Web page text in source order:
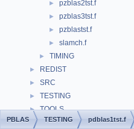
► pzblas2tst.f
► pzblas3tst.f
► pzblastst.f
► slamch.f
► TIMING
► REDIST
► SRC
► TESTING
► TOOLS
LICENSE
PBLAS TESTING pdblas1tst.f